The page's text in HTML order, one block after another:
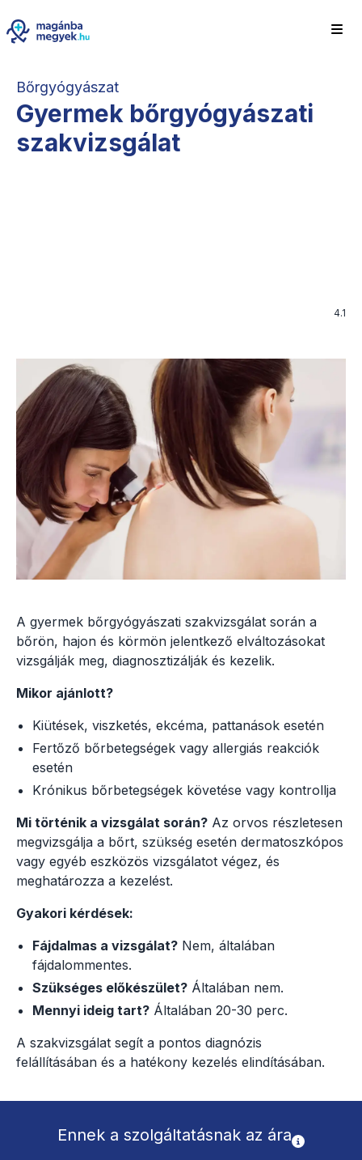
Bőrgyógyászat
Gyermek bőrgyógyászati
szakvizsgálat
4.1
A gyermek bőrgyógyászati szakvizsgálat során a
bőrön, hajon és körmön jelentkező elváltozásokat
vizsgálják meg, diagnosztizálják és kezelik.
Mikor ajánlott?
Kiütések, viszketés, ekcéma, pattanások esetén
Fertőző bőrbetegségek vagy allergiás reakciók
esetén
Krónikus bőrbetegségek követése vagy kontrollja
Mi történik a vizsgálat során? Az orvos részletesen
megvizsgálja a bőrt, szükség esetén dermatoszkópos
vagy egyéb eszközös vizsgálatot végez, és
meghatározza a kezelést.
Gyakori kérdések:
Fájdalmas a vizsgálat? Nem, általában
fájdalommentes.
Szükséges előkészület? Általában nem.
Mennyi ideig tart? Általában 20-30 perc.
A szakvizsgálat segít a pontos diagnózis
felállításában és a hatékony kezelés elindításában.
Ennek a szolgáltatásnak az ára